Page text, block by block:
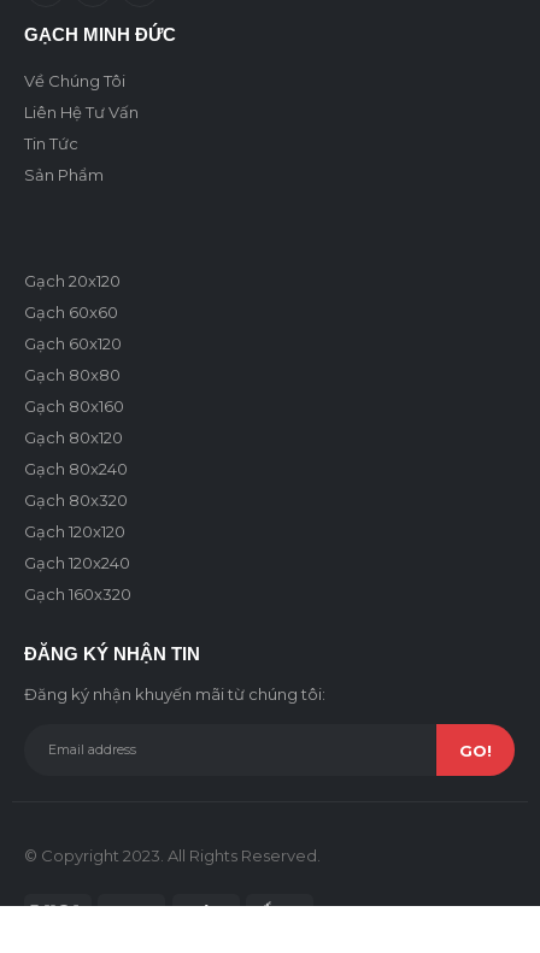
GẠCH MINH ĐỨC
Về Chúng Tôi
Liên Hệ Tư Vấn
Tin Tức
Sản Phẩm
Gạch 20x120
Gạch 60x60
Gạch 60x120
Gạch 80x80
Gạch 80x160
Gạch 80x120
Gạch 80x240
Gạch 80x320
Gạch 120x120
Gạch 120x240
Gạch 160x320
ĐĂNG KÝ NHẬN TIN
Đăng ký nhận khuyến mãi từ chúng tôi:
© Copyright 2023. All Rights Reserved.